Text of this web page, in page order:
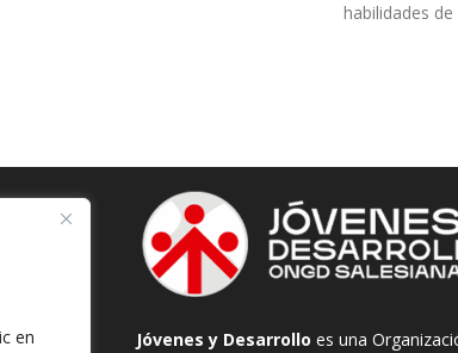
en
habilidades
Jóvenes y Desarrollo es una